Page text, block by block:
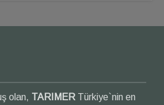
olan, TARIMER Türkiye`nin en